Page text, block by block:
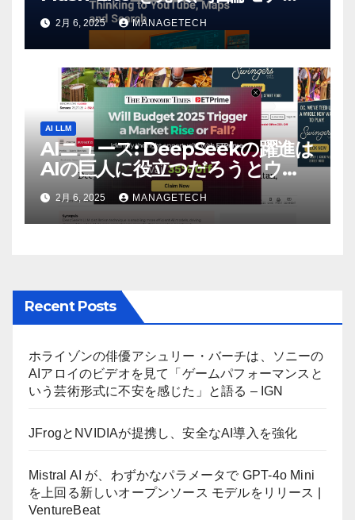
Flash Thinking を YouTube、
マップ、検索に接続 |
VentureBeat
2月 6, 2025 MANAGETECH
AI LLM
AIニュース: DeepSeekの躍進は
AIの巨人に役立つだろうとウォ
ール街のアナリストが語る –
The Economic Times
2月 6, 2025 MANAGETECH
Recent Posts
ホライゾンの俳優アシュリー・バーチは、ソニーの
AIアロイのビデオを見て「ゲームパフォーマンスと
いう芸術形式に不安を感じた」と語る – IGN
JFrogとNVIDIAが提携し、安全なAI導入を強化
Mistral AI が、わずかなパラメータで GPT-4o Mini
を上回る新しいオープンソース モデルをリリース |
VentureBeat